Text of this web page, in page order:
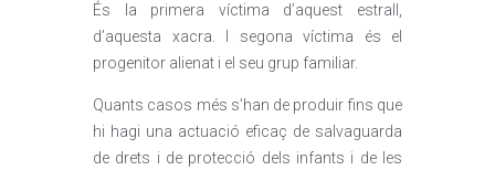
És la primera víctima d’aquest estrall,
d’aquesta xacra. I segona víctima és el
progenitor alienat i el seu grup familiar.
Quants casos més s’han de produir fins que
hi hagi una actuació eficaç de salvaguarda
de drets i de protecció dels infants i de les